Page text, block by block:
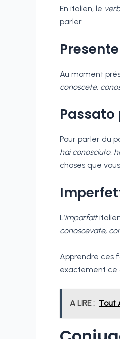
En italien, le
parler.
Presente
Au moment
conoscete,
Passato
Pour parler du
hai conosciuto,
choses que
L’imparfait
conoscevate,
Apprendre ces
exactement ce
A LIRE : Tout